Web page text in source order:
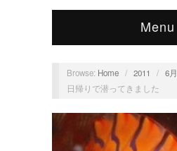
Menu
Browse: Home / 2011 / 6月
日帰りで潜ってきました